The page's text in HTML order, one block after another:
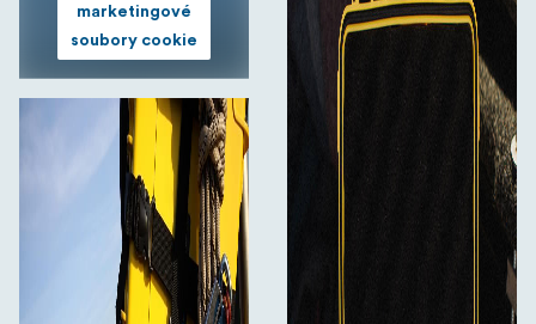
marketingové
soubory cookie